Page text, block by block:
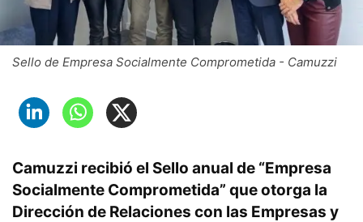
Sello de Empresa Socialmente Comprometida - Camuzzi
Camuzzi recibió el Sello anual de “Empresa
Socialmente Comprometida” que otorga la
Dirección de Relaciones con las Empresas y